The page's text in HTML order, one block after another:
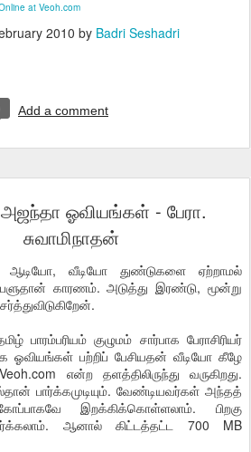
at Veoh.com
2010 by Badri Seshadri
Add a comment
ஓவியங்கள் - பேரா.
சுவாமிநாதன்
வீடியோ துண்டுகளை ஏற்றாமல்
காரணம். அடுத்து இரண்டு, மூன்று
பாரம்பரியம் குழுமம் சார்பாக பேராசிரியர்
ஓவியங்கள் பற்றிப் பேசியதன் வீடியோ கீழே
என்ற தளத்திலிருந்து வருகிறது.
பார்க்கமுடியும். வேண்டியவர்கள் அந்தத்
இறக்கிக்கொள்ளலாம். பிறகு
ஆனால் கிட்டத்தட்ட 700 MB